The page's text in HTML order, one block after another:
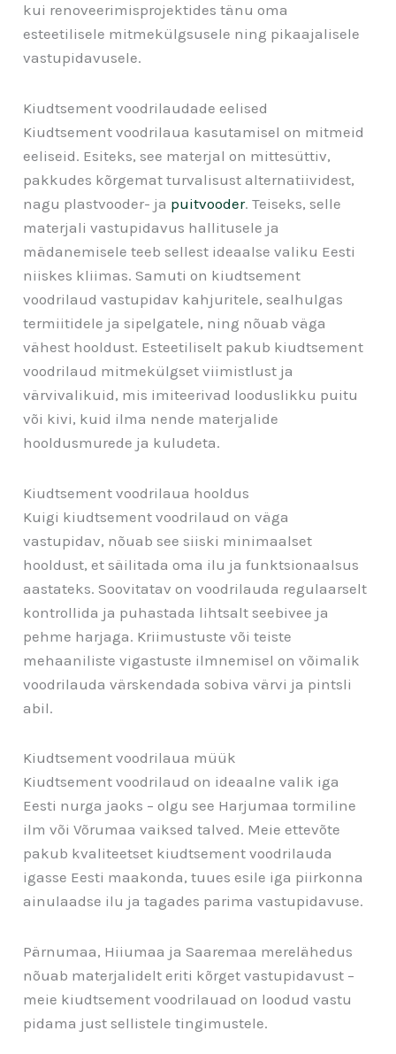
kui renoveerimisprojektides tänu oma
esteetilisele mitmekülgsusele ning pikaajalisele
vastupidavusele.
Kiudtsement voodrilaudade eelised
Kiudtsement voodrilaua kasutamisel on mitmeid
eeliseid. Esiteks, see materjal on mittesüttiv,
pakkudes kõrgemat turvalisust alternatiividest,
nagu plastvooder- ja puitvooder. Teiseks, selle
materjali vastupidavus hallitusele ja
mädanemisele teeb sellest ideaalse valiku Eesti
niiskes kliimas. Samuti on kiudtsement
voodrilaud vastupidav kahjuritele, sealhulgas
termiitidele ja sipelgatele, ning nõuab väga
vähest hooldust. Esteetiliselt pakub kiudtsement
voodrilaud mitmekülgset viimistlust ja
värvivalikuid, mis imiteerivad looduslikku puitu
või kivi, kuid ilma nende materjalide
hooldusmurede ja kuludeta.
Kiudtsement voodrilaua hooldus
Kuigi kiudtsement voodrilaud on väga
vastupidav, nõuab see siiski minimaalset
hooldust, et säilitada oma ilu ja funktsionaalsus
aastateks. Soovitatav on voodrilauda regulaarselt
kontrollida ja puhastada lihtsalt seebivee ja
pehme harjaga. Kriimustuste või teiste
mehaaniliste vigastuste ilmnemisel on võimalik
voodrilauda värskendada sobiva värvi ja pintsli
abil.
Kiudtsement voodrilaua müük
Kiudtsement voodrilaud on ideaalne valik iga
Eesti nurga jaoks – olgu see Harjumaa tormiline
ilm või Võrumaa vaiksed talved. Meie ettevõte
pakub kvaliteetset kiudtsement voodrilauda
igasse Eesti maakonda, tuues esile iga piirkonna
ainulaadse ilu ja tagades parima vastupidavuse.
Pärnumaa, Hiiumaa ja Saaremaa merelähedus
nõuab materjalidelt eriti kõrget vastupidavust –
meie kiudtsement voodrilauad on loodud vastu
pidama just sellistele tingimustele.